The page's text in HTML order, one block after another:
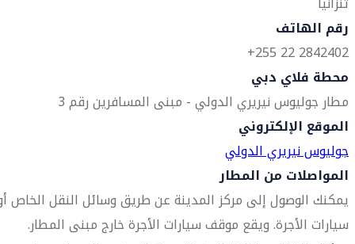
رقم الهاتف
2842402 22 255+
محطة فلاي دبي
مطار جوليوس نيريري الدولي - مبنى المسافرين رقم 3
الموقع الإلكتروني
جوليوس نيريري الدولي
المواصلات من المطار
يمكنك الوصول إلى مركز المدينة عن طريق وسائل النقل الخاص
سيارات الأجرة. ويقع موقف سيارات الأجرة خارج مبنى المطار.